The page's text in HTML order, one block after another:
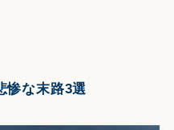
惨な末路3選